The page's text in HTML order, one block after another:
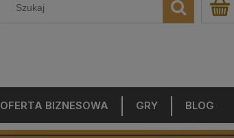
OFERTA BIZNESOWA GRY BLOG